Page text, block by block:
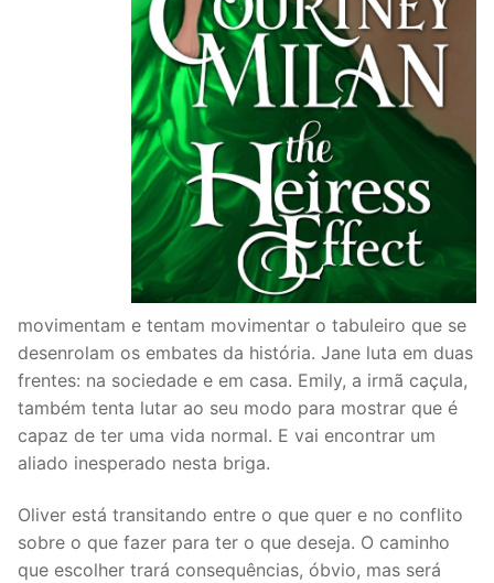
movimentam e tentam movimentar o tabuleiro que se
desenrolam os embates da história. Jane luta em duas
frentes: na sociedade e em casa. Emily, a irmã caçula,
também tenta lutar ao seu modo para mostrar que é
capaz de ter uma vida normal. E vai encontrar um
aliado inesperado nesta briga.
Oliver está transitando entre o que quer e no conflito
sobre o que fazer para ter o que deseja. O caminho
que escolher trará consequências, óbvio, mas será